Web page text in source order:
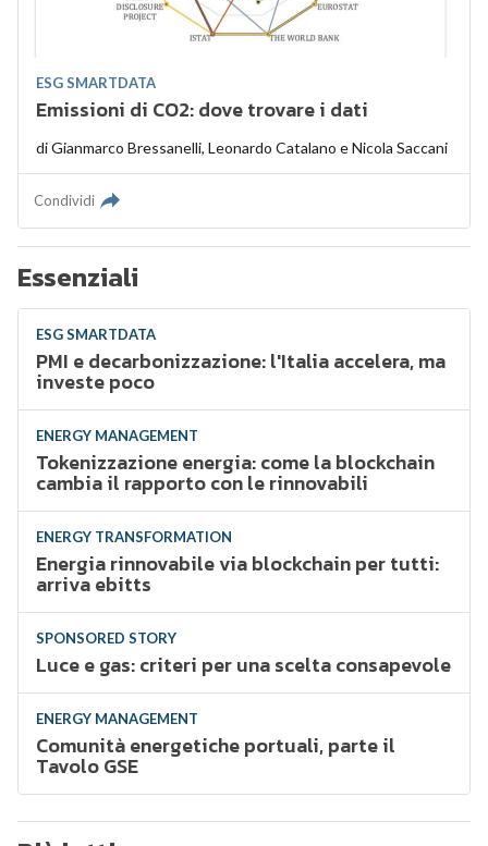
ESG SMARTDATA
Emissioni di CO2: dove trovare i dati
diGianmarco Bressanelli, Leonardo Catalano eNicola Saccani
Condividi
Essenziali
ESG SMARTDATA
PMI e decarbonizzazione: l'Italia accelera, ma
investe poco
ENERGY MANAGEMENT
Tokenizzazione energia: come la blockchain
cambia il rapporto con le rinnovabili
ENERGY TRANSFORMATION
Energia rinnovabile via blockchain per tutti:
arriva ebitts
SPONSORED STORY
Luce e gas: criteri per una scelta consapevole
ENERGY MANAGEMENT
Comunità energetiche portuali, parte il
Tavolo GSE